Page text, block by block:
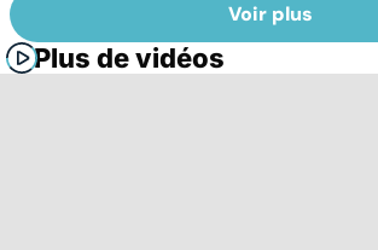
Voir plus
Plus de vidéos